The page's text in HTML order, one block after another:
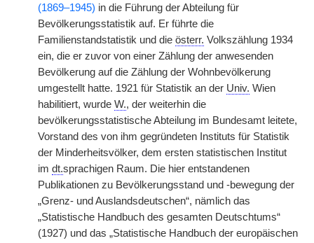
(1869–1945) in die Führung der Abteilung für
Bevölkerungsstatistik auf. Er führte die
Familienstandstatistik und die österr. Volkszählung 1934
ein, die er zuvor von einer Zählung der anwesenden
Bevölkerung auf die Zählung der Wohnbevölkerung
umgestellt hatte. 1921 für Statistik an der Univ. Wien
habilitiert, wurde W., der weiterhin die
bevölkerungsstatistische Abteilung im Bundesamt leitete,
Vorstand des von ihm gegründeten Instituts für Statistik
der Minderheitsvölker, dem ersten statistischen Institut
im dt.sprachigen Raum. Die hier entstandenen
Publikationen zu Bevölkerungsstand und -bewegung der
„Grenz- und Auslandsdeutschen“, nämlich das
„Statistische Handbuch des gesamten Deutschtums“
(1927) und das „Statistische Handbuch der europäischen